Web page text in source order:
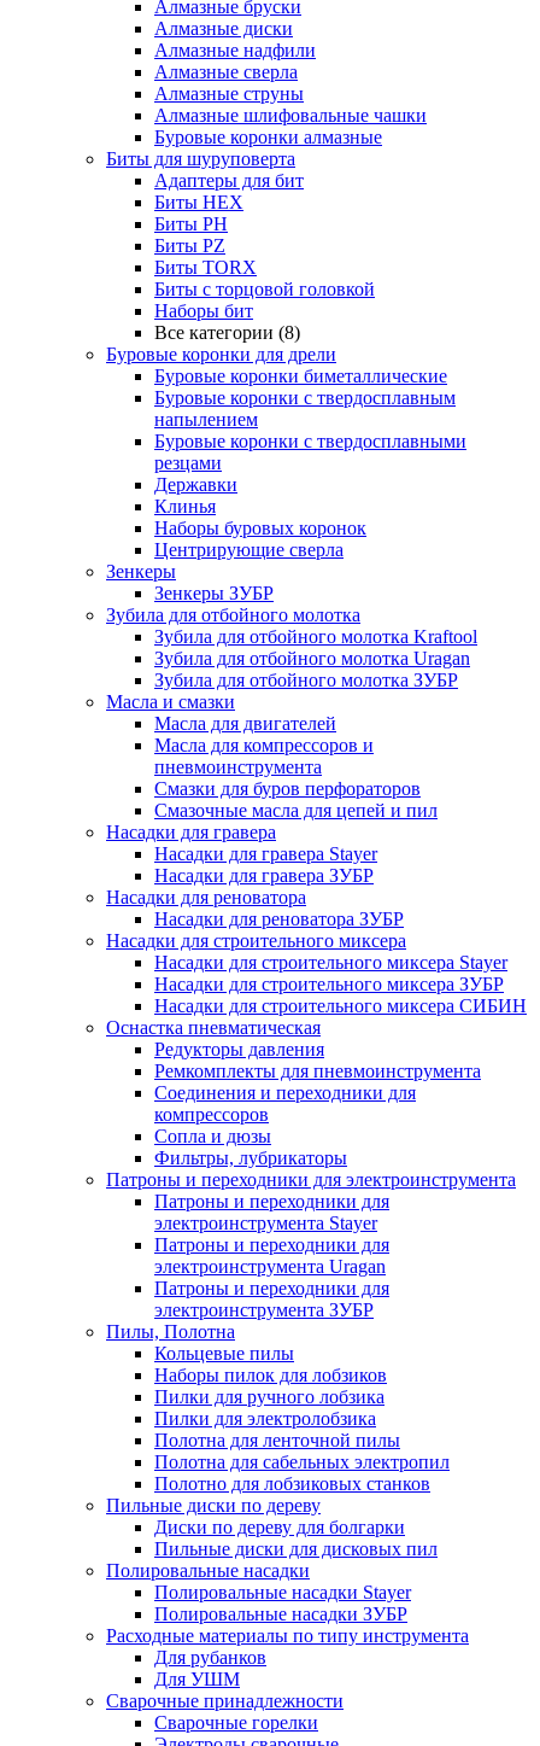
Алмазные бруски
Алмазные диски
Алмазные надфили
Алмазные сверла
Алмазные струны
Алмазные шлифовальные чашки
Буровые коронки алмазные
Биты для шуруповерта
Адаптеры для бит
Биты HEX
Биты PH
Биты PZ
Биты TORX
Биты с торцовой головкой
Наборы бит
Все категории (8)
Буровые коронки для дрели
Буровые коронки биметаллические
Буровые коронки с твердосплавным
напылением
Буровые коронки с твердосплавными
резцами
Державки
Клинья
Наборы буровых коронок
Центрирующие сверла
Зенкеры
Зенкеры ЗУБР
Зубила для отбойного молотка
Зубила для отбойного молотка Kraftool
Зубила для отбойного молотка Uragan
Зубила для отбойного молотка ЗУБР
Масла и смазки
Масла для двигателей
Масла для компрессоров и
пневмоинструмента
Смазки для буров перфораторов
Смазочные масла для цепей и пил
Насадки для гравера
Насадки для гравера Stayer
Насадки для гравера ЗУБР
Насадки для реноватора
Насадки для реноватора ЗУБР
Насадки для строительного миксера
Насадки для строительного миксера Stayer
Насадки для строительного миксера ЗУБР
Насадки для строительного миксера СИБИН
Оснастка пневматическая
Редукторы давления
Ремкомплекты для пневмоинструмента
Соединения и переходники для
компрессоров
Сопла и дюзы
Фильтры, лубрикаторы
Патроны и переходники для электроинструмента
Патроны и переходники для
электроинструмента Stayer
Патроны и переходники для
электроинструмента Uragan
Патроны и переходники для
электроинструмента ЗУБР
Пилы, Полотна
Кольцевые пилы
Наборы пилок для лобзиков
Пилки для ручного лобзика
Пилки для электролобзика
Полотна для ленточной пилы
Полотна для сабельных электропил
Полотно для лобзиковых станков
Пильные диски по дереву
Диски по дереву для болгарки
Пильные диски для дисковых пил
Полировальные насадки
Полировальные насадки Stayer
Полировальные насадки ЗУБР
Расходные материалы по типу инструмента
Для рубанков
Для УШМ
Сварочные принадлежности
Сварочные горелки